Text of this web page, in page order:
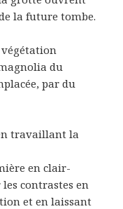
la future tombe.
végétation
du
par du
travaillant la
en clair-
contrastes en
et en laissant